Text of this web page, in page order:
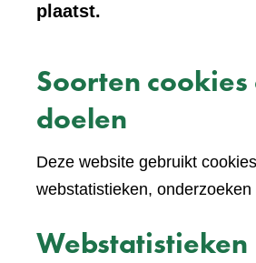
plaatst.
Soorten cookies
doelen
Deze website gebruikt
webstatistieken,
Webstatistieken